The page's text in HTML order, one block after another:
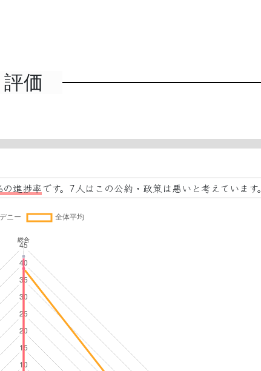
評価
の進捗率です。7人はこの公約・政策は悪いと考えています。